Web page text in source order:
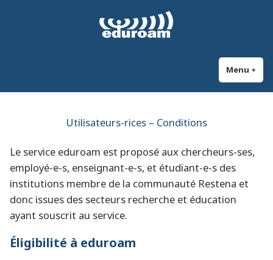
eduroam Luxembourg
Secure and automatic WiFi connection at universities and research
Menu +
Utilisateurs-rices – Conditions
Le service eduroam est proposé aux chercheurs-ses,
employé-e-s, enseignant-e-s, et étudiant-e-s des
institutions membre de la communauté Restena et
donc issues des secteurs recherche et éducation
ayant souscrit au service.
Éligibilité à eduroam